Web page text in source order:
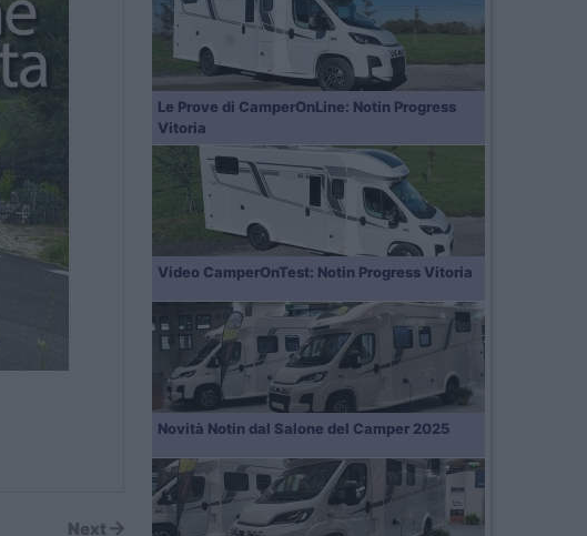
Next
Le Prove di CamperOnLine: Notin Progress
Vitoria
Video CamperOnTest: Notin Progress Vitoria
Novità Notin dal Salone del Camper 2025